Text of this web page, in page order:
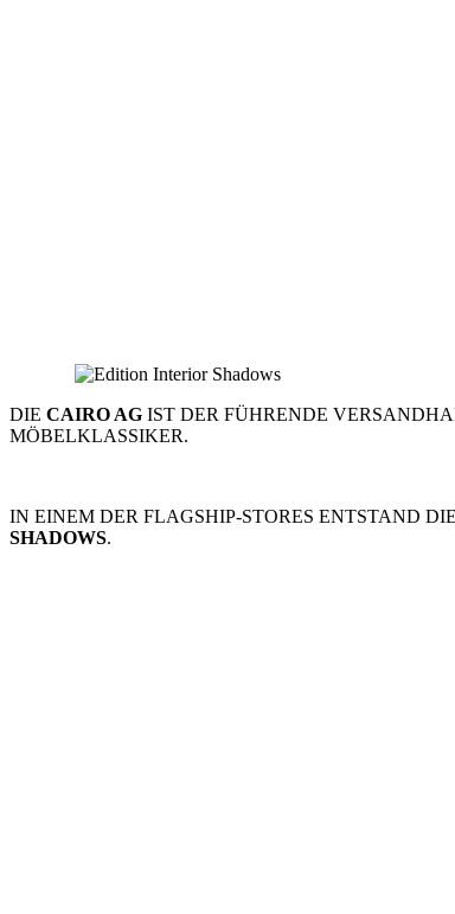
DIE CAIRO AG IST DER FÜHRENDE
MÖBELKLASSIKER.
IN EINEM DER FLAGSHIP-STORES ENTSTAND
SHADOWS.